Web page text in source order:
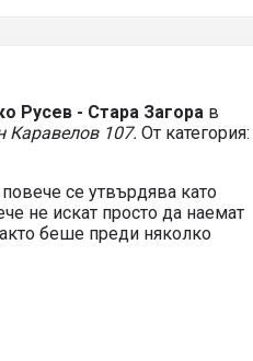
Русев - Стара Загора в
Каравелов 107. От категория:
се утвърдява като
не искат просто да наемат
беше преди няколко